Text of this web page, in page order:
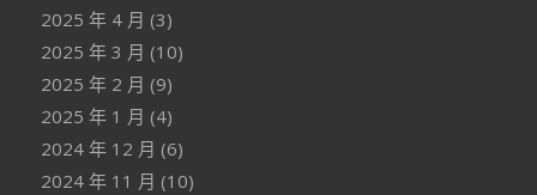
2025 年 4 月 (3)
2025 年 3 月 (10)
2025 年 2 月 (9)
2025 年 1 月 (4)
2024 年 12 月 (6)
2024 年 11 月 (10)